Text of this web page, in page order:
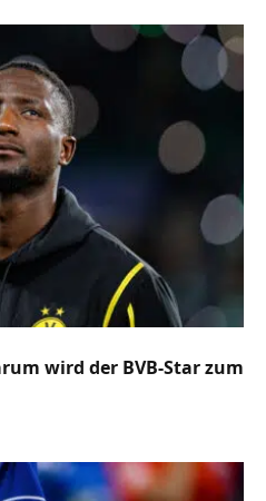
wird der BVB-Star zum